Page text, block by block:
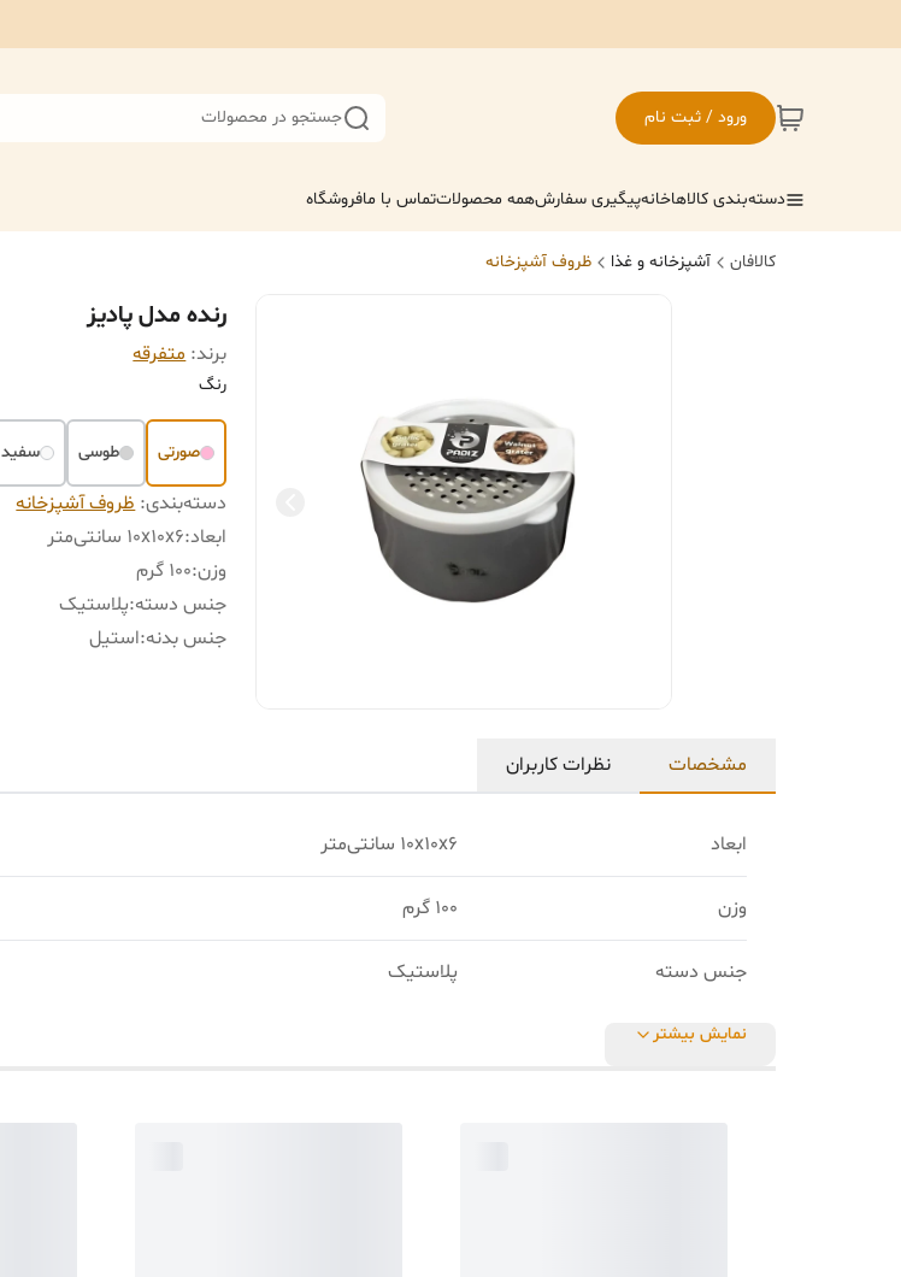
ورود / ثبت نام جستجو در محصولات
دسته‌بندی کالاهاخانهپیگیری سفارشهمه محصولاتتماس با مافروشگاه
کالافان آشپزخانه و غذا ظروف آشپزخانه
رنده مدل پادیز
برند: متفرقه
رنگ
صورتی طوسی سفید
دسته‌بندی:ظروف آشپزخانه
ابعاد:10x10x6 سانتی‌متر
وزن:100 گرم
جنس دسته:پلاستیک
جنس بدنه:استیل
مشخصات نظرات کاربران
ابعاد 10x10x6 سانتی‌متر
وزن 100 گرم
جنس دسته پلاستیک
نمایش بیشتر